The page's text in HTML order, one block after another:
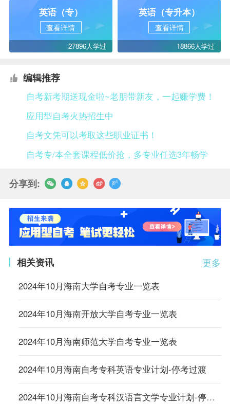
英语（专）
查看详情
27896人学过
英语（专升本）
查看详情
18866人学过
编辑推荐
自考新考期送现金啦~老朋带新友，一起赚学费！
应用型自考火热招生中
自考文凭可以考取这些职业证书！
自考专/本全套课程低价抢，多专业任选3年畅学
分享到:
更多
相关资讯
2024年10月海南大学自考专业一览表
2024年10月海南开放大学自考专业一览表
2024年10月海南师范大学自考专业一览表
2024年10月海南自考专科英语专业计划-停考过渡
2024年10月海南自考专科汉语言文学专业计划-停考过渡